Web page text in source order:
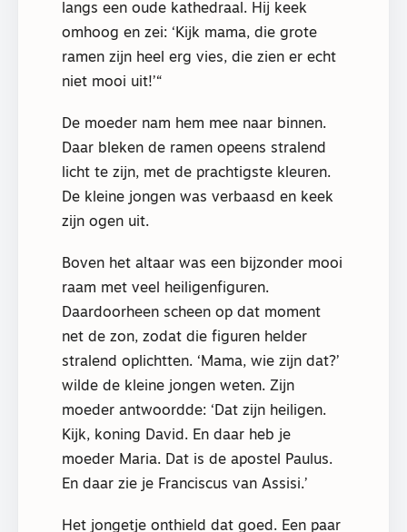
langs een oude kathedraal. Hij keek
omhoog en zei: ‘Kijk mama, die grote
ramen zijn heel erg vies, die zien er echt
niet mooi uit!’
De moeder nam hem mee naar binnen.
Daar bleken de ramen opeens stralend
licht te zijn, met de prachtigste kleuren.
De kleine jongen was verbaasd en keek
zijn ogen uit.
Boven het altaar was een bijzonder mooi
raam met veel heiligenfiguren.
Daardoorheen scheen op dat moment
net de zon, zodat die figuren helder
stralend oplichtten. ‘Mama, wie zijn dat?’
wilde de kleine jongen weten. Zijn
moeder antwoordde: ‘Dat zijn heiligen.
Kijk, koning David. En daar heb je
moeder Maria. Dat is de apostel Paulus.
En daar zie je Franciscus van Assisi.’
Het jongetje onthield dat goed. Een paar